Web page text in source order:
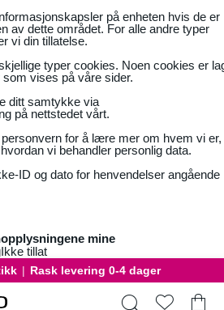
på enheten hvis de er
av dette området. For alle andre typer
vi din tillatelse.
typer cookies. Noen cookies er
vises på våre sider.
ditt samtykke via
på nettstedet vårt.
for å lære mer om hvem vi er,
vi behandler personlig data.
ID og dato for henvendelser angående
mine
Ikke tillat
| Rask levering 0-4 dager